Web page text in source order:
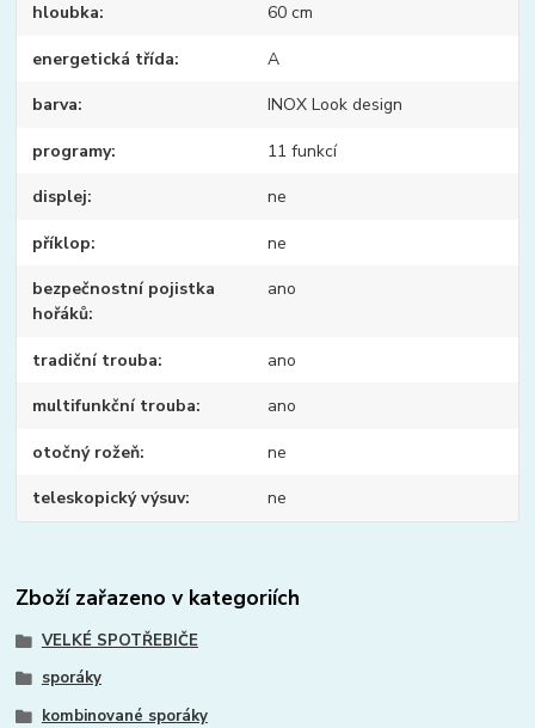
hloubka 60 cm
energetická třída A
barva INOX Look design
programy 11 funkcí
displej ne
příklop ne
bezpečnostní pojistka
hořáků
ano
tradiční trouba ano
multifunkční trouba ano
otočný rožeň ne
teleskopický výsuv ne
Zboží zařazeno v kategoriích
VELKÉ SPOTŘEBIČE
sporáky
kombinované sporáky